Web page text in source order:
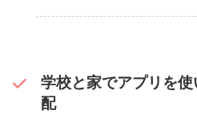
学校と家でアプリを
配